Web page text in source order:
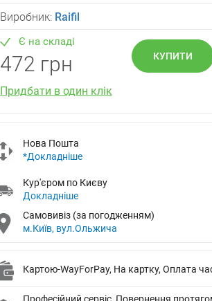
Виробник: Raifil
Є на складі
472 грн КУПИТИ
Придбати в один клік
Нова Пошта
*Докладніше
Кур'єром по Києву
Докладніше
Самовивіз (за погодженням)
м.Київ, вул.Ольжича
Картою-WayForPay, На картку, Оплата